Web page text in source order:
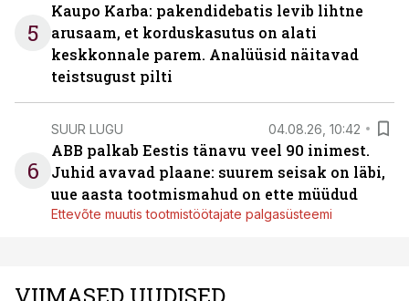
5
Kaupo Karba: pakendidebatis levib lihtne
arusaam, et korduskasutus on alati
keskkonnale parem. Analüüsid näitavad
teistsugust pilti
6
SUUR LUGU 04.08.26, 10:42
ABB palkab Eestis tänavu veel 90 inimest.
Juhid avavad plaane: suurem seisak on läbi,
uue aasta tootmismahud on ette müüdud
Ettevõte muutis tootmistöötajate palgasüsteemi